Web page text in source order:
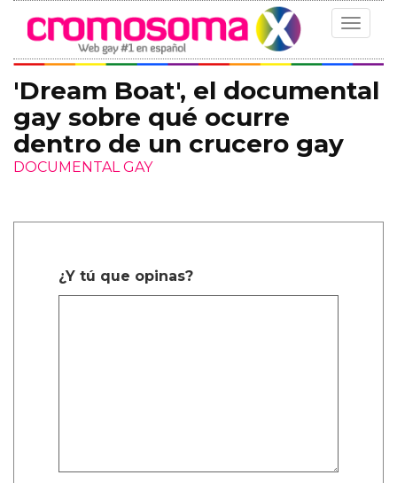
Toggle
'Dream Boat', el documental
gay sobre qué ocurre
dentro de un crucero gay
DOCUMENTAL GAY
¿Y tú que opinas?